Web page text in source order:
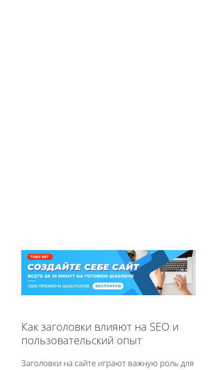
Как заголовки влияют на SEO и
пользовательский опыт
Заголовки на сайте играют важную роль для